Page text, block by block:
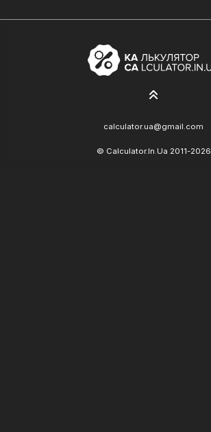
calculator.ua@gmail.com
© Calculator.In.Ua 2011-2026